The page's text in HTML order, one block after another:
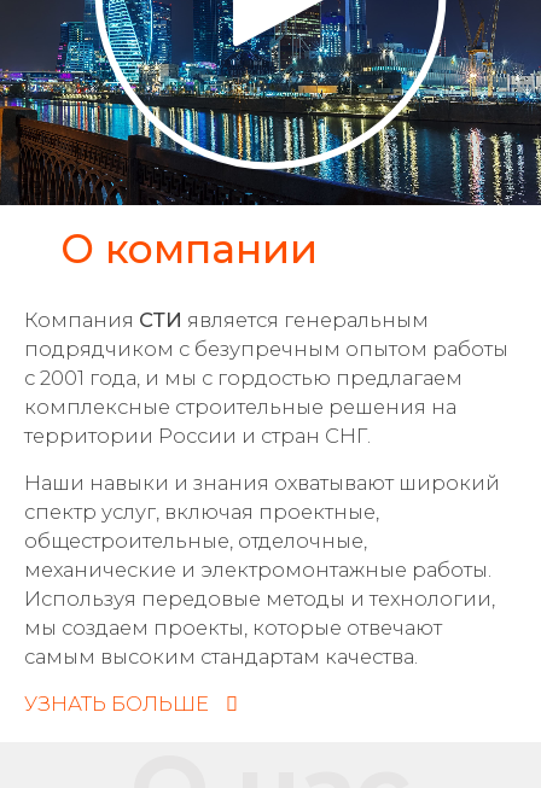
О компании
Компания СТИ является генеральным
подрядчиком с безупречным опытом работы
с 2001 года, и мы с гордостью предлагаем
комплексные строительные решения на
территории России и стран СНГ.
Наши навыки и знания охватывают широкий
спектр услуг, включая проектные,
общестроительные, отделочные,
механические и электромонтажные работы.
Используя передовые методы и технологии,
мы создаем проекты, которые отвечают
самым высоким стандартам качества.
УЗНАТЬ БОЛЬШЕ